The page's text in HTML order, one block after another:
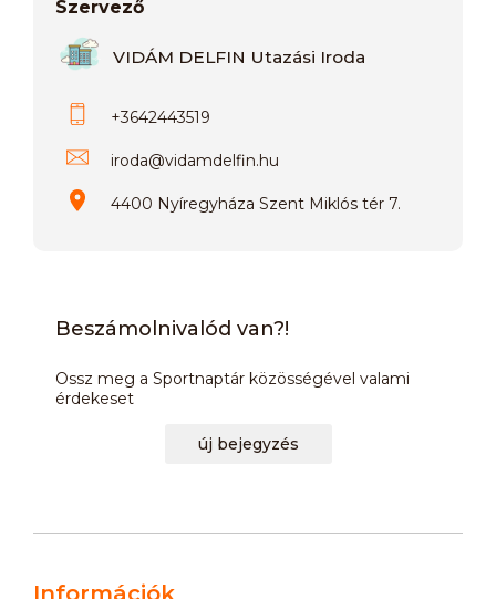
Szervező
VIDÁM DELFIN Utazási Iroda
+3642443519
iroda@vidamdelfin.hu
4400 Nyíregyháza Szent Miklós tér 7.
Beszámolnivalód van?!
Ossz meg a Sportnaptár közösségével valami
érdekeset
új bejegyzés
Információk